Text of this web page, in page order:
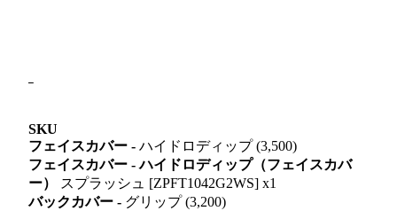
SKU
フェイスカバー - ハイドロディップ (3,500)
フェイスカバー - ハイドロディップ（フェイスカバ
ー）
スプラッシュ [ZPFT1042G2WS] x1
バックカバー - グリップ (3,200)